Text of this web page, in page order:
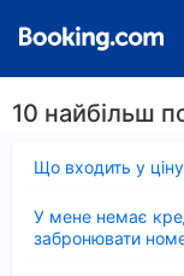
10 найбільш
Що входить у
У мене немає
забронювати